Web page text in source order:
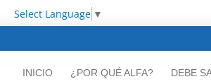
Select Language ▼
INICIO ¿POR QUÉ ALFA? DEBE